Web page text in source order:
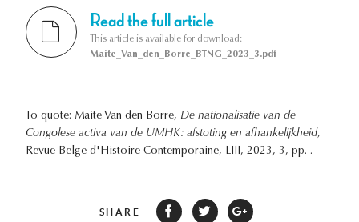
Read the full article
This article is available for download:
Maite_Van_den_Borre_BTNG_2023_3.pdf
To quote: Maite Van den Borre, De nationalisatie van de
Congolese activa van de UMHK: afstoting en afhankelijkheid,
Revue Belge d'Histoire Contemporaine, LIII, 2023, 3, pp. .
SHARE